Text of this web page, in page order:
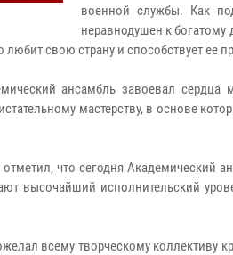
военной службы. Как
неравнодушен к
свою страну и способствует ее
ансамбль завоевал сердца
мастерству, в основе
отметил, что сегодня
высочайший исполнительский
всему творческому коллективу